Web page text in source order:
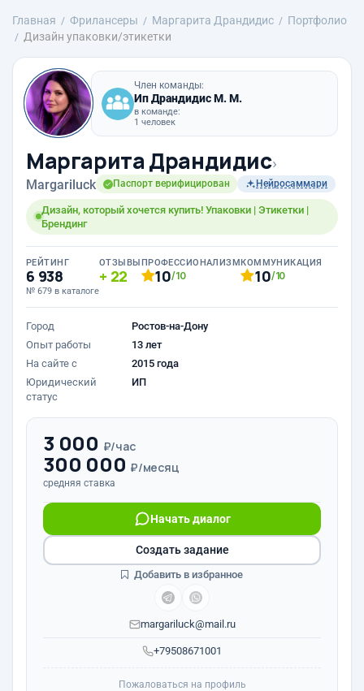
Главная Фрилансеры Маргарита Драндидис
Портфолио
Дизайн упаковки/этикетки
Член команды:
Ип Драндидис М. М.
в команде:
1 человек
Маргарита Драндидис›
Margariluck Паспорт верифицирован Нейросаммари
Дизайн, который хочется купить! Упаковки | Этикетки |
Брендинг
РЕЙТИНГ
6 938
№ 679 в каталоге
ОТЗЫВЫ
22
ПРОФЕССИОНАЛИЗМ
10/10
КОММУНИКАЦИЯ
10/10
Город
Ростов-на-Дону
Опыт работы
13 лет
На сайте с
2015 года
Юридический
статус
ИП
3 000 ₽/час
300 000 ₽/месяц
средняя ставка
+79508671001
Начать диалог
margariluck@mail.ru
Создать задание
Добавить в избранное
Пожаловаться на профиль